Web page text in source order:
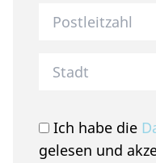
Stadt des
Ich habe die
gelesen und